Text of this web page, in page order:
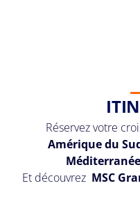
Réservez votre
Amérique du
Méditerranée
Et découvrez MSC